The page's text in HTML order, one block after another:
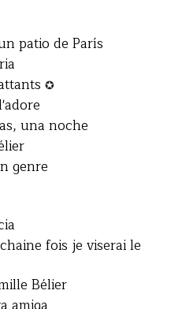
patio de París
✪
una noche
genre
fois je viserai le
Bélier